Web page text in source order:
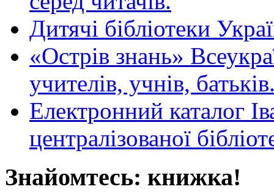
Дитячі бібліотеки
«Острів знань»
учителів, учнів,
Електронний каталог
централізованої
Знайомтесь: книжка!